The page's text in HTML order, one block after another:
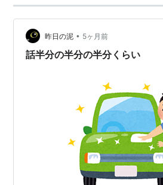
昨日の泥 • 5ヶ月前
話半分の半分の半分くらい